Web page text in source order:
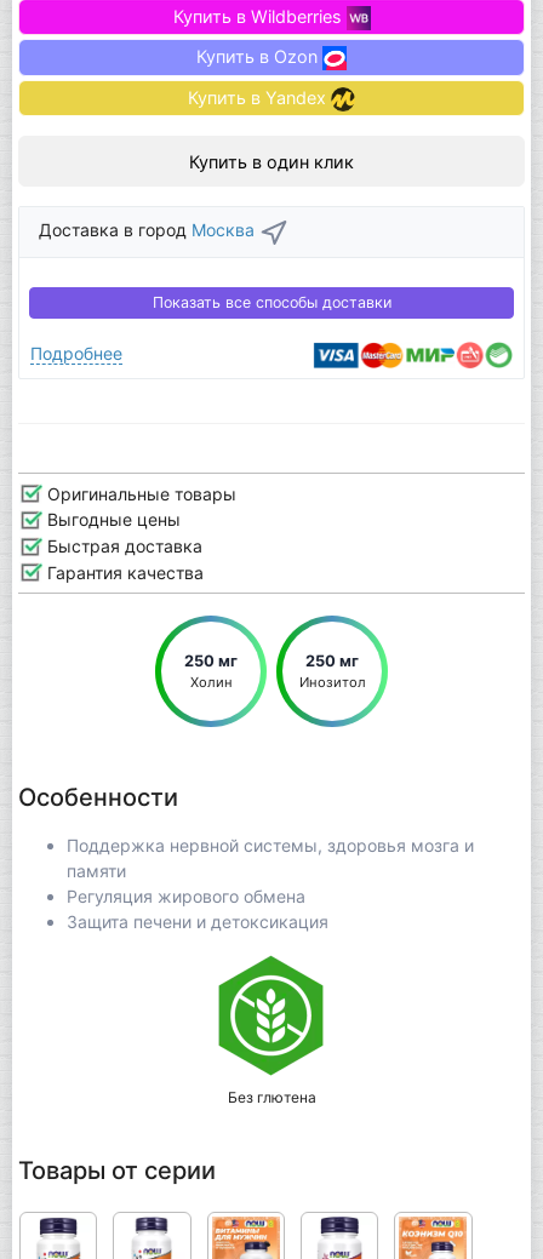
Купить в Wildberries
Купить в Ozon
Купить в Yandex
Купить в один клик
Доставка в город Москва
Показать все способы доставки
Подробнее
Оригинальные товары
Выгодные цены
Быстрая доставка
Гарантия качества
250 мг
Холин
250 мг
Инозитол
Особенности
Поддержка нервной системы, здоровья мозга и
памяти
Регуляция жирового обмена
Защита печени и детоксикация
Без глютена
Товары от серии